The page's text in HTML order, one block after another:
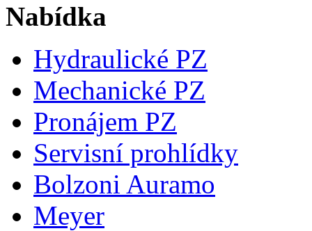
Nabídka
Hydraulické PZ
Mechanické PZ
Pronájem PZ
Servisní prohlídky
Bolzoni Auramo
Meyer